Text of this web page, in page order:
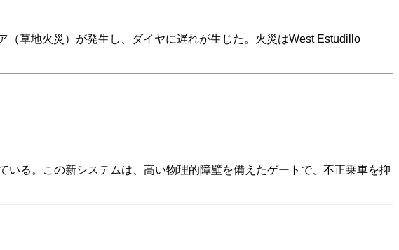
草地火災）が発生し、ダイヤに遅れが生じた。火災はWest Estudillo
る。この新システムは、高い物理的障壁を備えたゲートで、不正乗車を抑